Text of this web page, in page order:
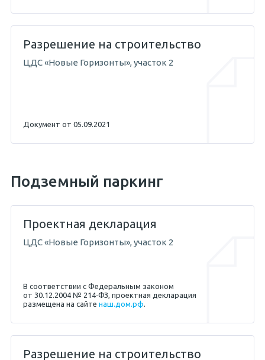
Разрешение на строительство
ЦДС «Новые Горизонты», участок 2
Документ от 05.09.2021
Подземный паркинг
Проектная декларация
ЦДС «Новые Горизонты», участок 2
В соответствии с Федеральным законом
от 30.12.2004 № 214‐ФЗ, проектная декларация
размещена на сайте наш.дом.рф.
Разрешение на строительство